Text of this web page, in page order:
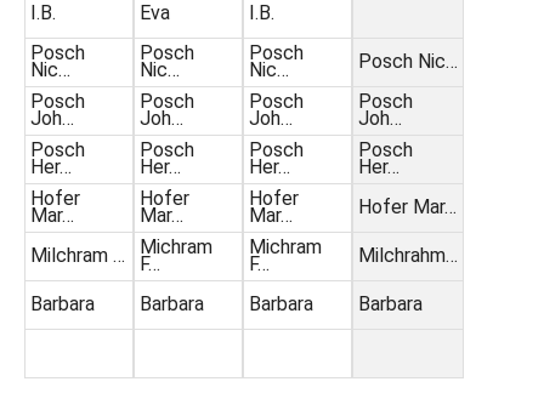
I.B.
Posch
Nic…
Posch
Joh…
Posch
Her…
Hofer
Mar…
Milchram …
Barbara
Eva
Posch
Nic…
Posch
Joh…
Posch
Her…
Hofer
Mar…
Michram
F…
Barbara
I.B.
Posch
Nic…
Posch
Joh…
Posch
Her…
Hofer
Mar…
Michram
F…
Barbara
Posch Nic…
Posch
Joh…
Posch
Her…
Hofer Mar…
Milchrahm…
Barbara